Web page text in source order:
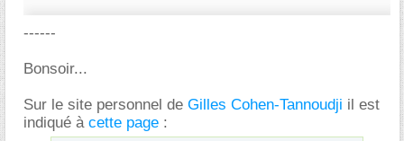
------
Bonsoir...
Sur le site personnel de Gilles Cohen-Tannoudji il est
indiqué à cette page :